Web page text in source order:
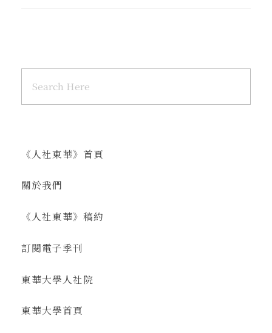
《人社東華》首頁
關於我們
《人社東華》稿約
訂閱電子季刊
東華大學人社院
東華大學首頁